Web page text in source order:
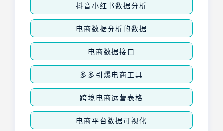
抖音小红书数据分析
电商数据分析的数据
电商数据接口
多多引爆电商工具
跨境电商运营表格
电商平台数据可视化